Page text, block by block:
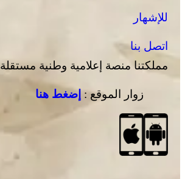
للإشهار
اتصل بنا
مملكتنا منصة إعلامية وطنية مستقلة
زوار الموقع : إضغط هنا